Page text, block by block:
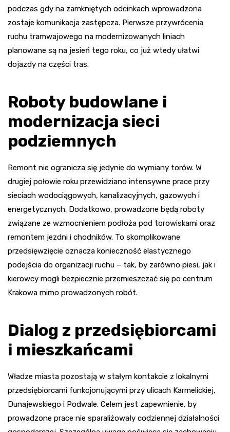
podczas gdy na zamkniętych odcinkach wprowadzona
zostaje komunikacja zastępcza. Pierwsze przywrócenia
ruchu tramwajowego na modernizowanych liniach
planowane są na jesień tego roku, co już wtedy ułatwi
dojazdy na części tras.
Roboty budowlane i
modernizacja sieci
podziemnych
Remont nie ogranicza się jedynie do wymiany torów. W
drugiej połowie roku przewidziano intensywne prace przy
sieciach wodociągowych, kanalizacyjnych, gazowych i
energetycznych. Dodatkowo, prowadzone będą roboty
związane ze wzmocnieniem podłoża pod torowiskami oraz
remontem jezdni i chodników. To skomplikowane
przedsięwzięcie oznacza konieczność elastycznego
podejścia do organizacji ruchu – tak, by zarówno piesi, jak i
kierowcy mogli bezpiecznie przemieszczać się po centrum
Krakowa mimo prowadzonych robót.
Dialog z przedsiębiorcami
i mieszkańcami
Władze miasta pozostają w stałym kontakcie z lokalnymi
przedsiębiorcami funkcjonującymi przy ulicach Karmelickiej,
Dunajewskiego i Podwale. Celem jest zapewnienie, by
prowadzone prace nie sparaliżowały codziennej działalności